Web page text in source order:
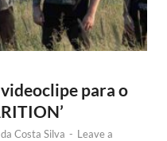
para o
Costa Silva - Leave a